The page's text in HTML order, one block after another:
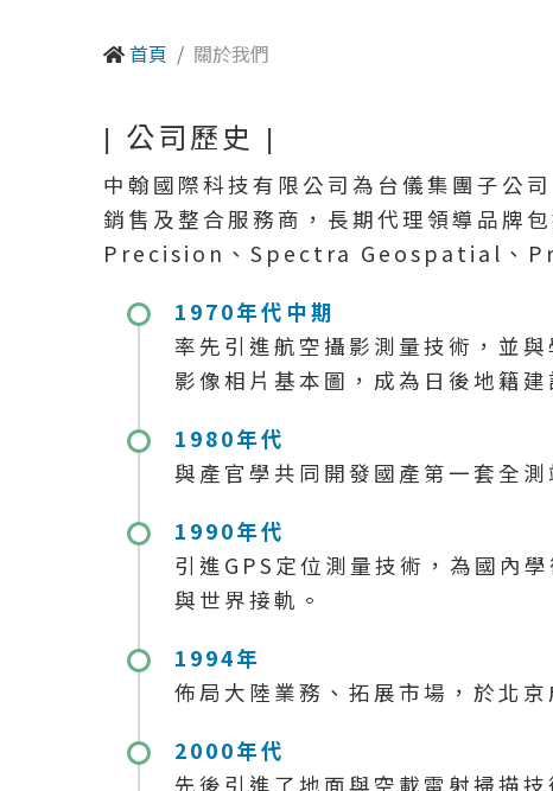
首頁 關於我們
| 公司歷史 |
中翰國際科技有限公司為台儀集團子公
銷售及整合服務商，長期代理領導
Precision、Spectra Geospatial、
1970年代中期
率先引進航空攝影測量技術，並
影像相片基本圖，成為日後地籍建
1980年代
與產官學共同開發國產第一套全
1990年代
引進GPS定位測量技術，為國內
與世界接軌。
1994年
佈局大陸業務、拓展市場，於北
2000年代
先後引進了地面與空載雷射掃描